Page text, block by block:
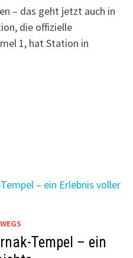
– das geht jetzt auch in
die offizielle
1, hat Station in
Tempel – ein